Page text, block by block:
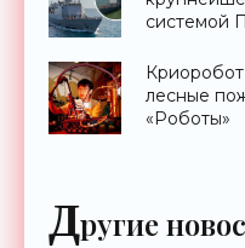
системой
лесные
«Роботы»
Другие